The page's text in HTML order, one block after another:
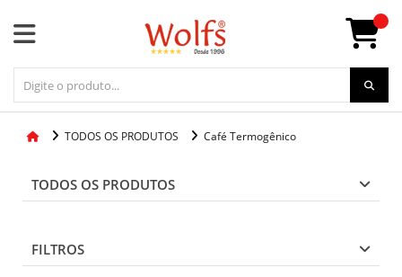
TODOS OS PRODUTOS Café Termogênico
TODOS OS PRODUTOS
FILTROS